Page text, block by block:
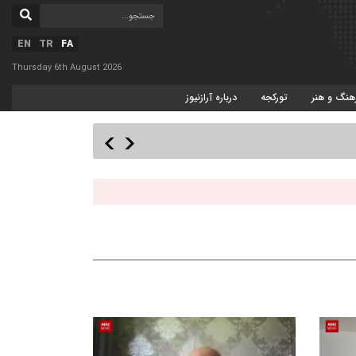
FA
TR
EN
Thursday 6th August 2026
و هنر تورکجه درباره آرازنیوز